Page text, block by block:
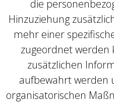
die
Hinzuziehung
mehr einer
zugeordnet werden
zusätzlichen
aufbewahrt werden
organisatorischen